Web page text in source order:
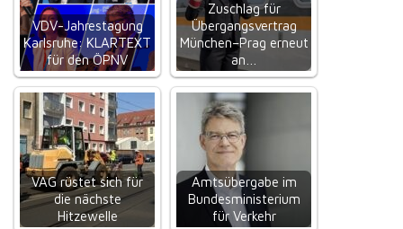
VDV-Jahrestagung
Karlsruhe: KLARTEXT
für den ÖPNV
Zuschlag für
Übergangsvertrag
München–Prag erneut
an…
VAG rüstet sich für
die nächste
Hitzewelle
Amtsübergabe im
Bundesministerium
für Verkehr